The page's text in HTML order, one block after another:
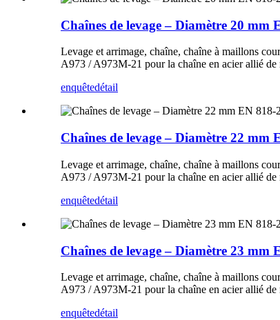
Chaînes de levage – Diamètre 20
Levage et arrimage, chaîne, chaîne à maillons
A973 / A973M-21 pour la chaîne en acier allié de
enquêtedétail
Chaînes de levage – Diamètre 22
Levage et arrimage, chaîne, chaîne à maillons
A973 / A973M-21 pour la chaîne en acier allié de
enquêtedétail
Chaînes de levage – Diamètre 23
Levage et arrimage, chaîne, chaîne à maillons
A973 / A973M-21 pour la chaîne en acier allié de
enquêtedétail